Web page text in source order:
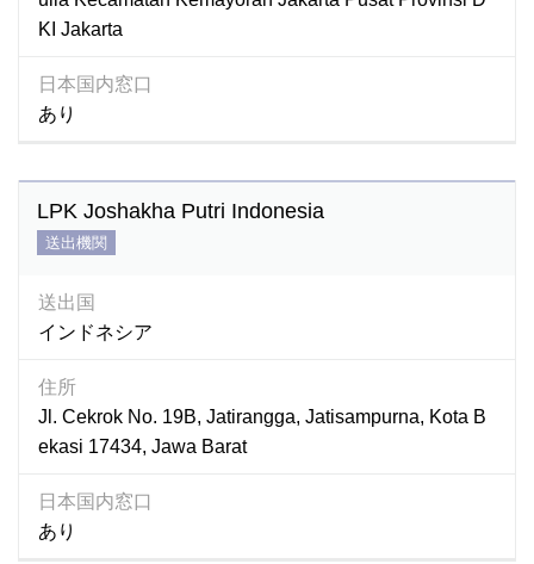
KI Jakarta
日本国内窓口
あり
LPK Joshakha Putri Indonesia
送出機関
送出国
インドネシア
住所
Jl. Cekrok No. 19B, Jatirangga, Jatisampurna, Kota B
ekasi 17434, Jawa Barat
日本国内窓口
あり